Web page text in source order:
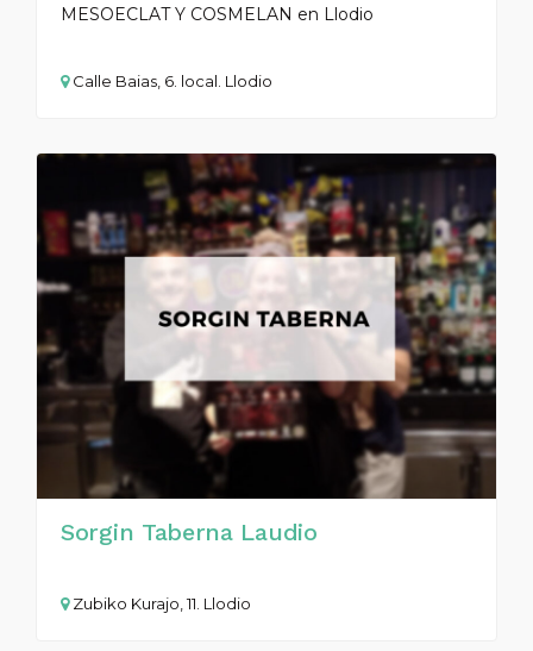
MESOECLAT Y COSMELAN en Llodio
Calle Baias, 6. local. Llodio
Sorgin Taberna Laudio
Zubiko Kurajo, 11. Llodio